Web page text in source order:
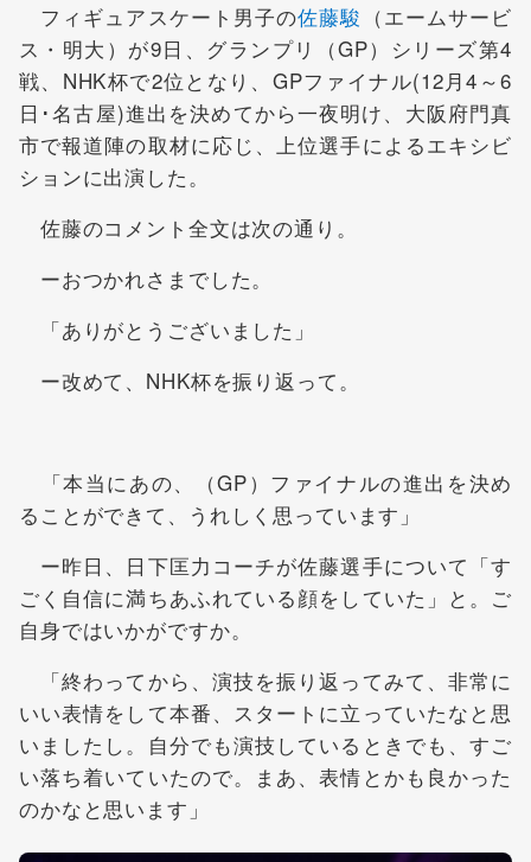
フィギュアスケート男子の佐藤駿 （エームサービ
ス・明大）が9日、グランプリ（GP）シリーズ第4
戦、NHK杯で2位となり、GPファイナル(12月4～6
日･名古屋)進出を決めてから一夜明け、大阪府門真
市で報道陣の取材に応じ、上位選手によるエキシビ
ションに出演した。
佐藤のコメント全文は次の通り。
ーおつかれさまでした。
「ありがとうございました」
ー改めて、NHK杯を振り返って。
「本当にあの、（GP）ファイナルの進出を決め
ることができて、うれしく思っています」
ー昨日、日下匡力コーチが佐藤選手について「す
ごく自信に満ちあふれている顔をしていた」と。ご
自身ではいかがですか。
「終わってから、演技を振り返ってみて、非常に
いい表情をして本番、スタートに立っていたなと思
いましたし。自分でも演技しているときでも、すご
い落ち着いていたので。まあ、表情とかも良かった
のかなと思います」